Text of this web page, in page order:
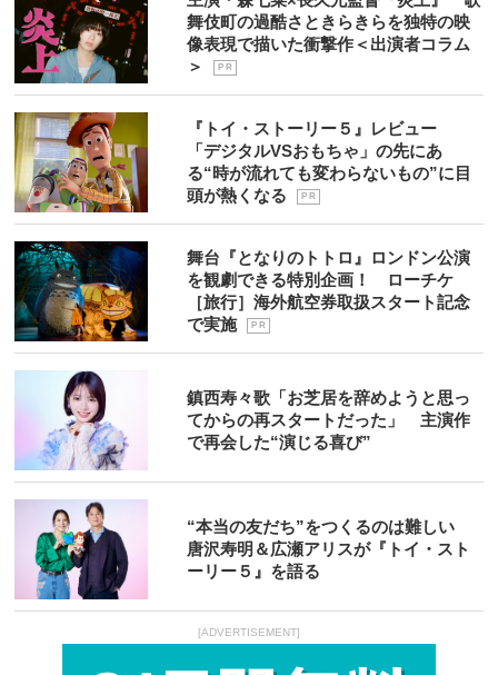
舞伎町の過酷さときらきらを独特の映
像表現で描いた衝撃作＜出演者コラム
＞
P R
『トイ・ストーリー５』レビュー
「デジタルVSおもちゃ」の先にあ
る“時が流れても変わらないもの”に目
頭が熱くなる
P R
舞台『となりのトトロ』ロンドン公演
を観劇できる特別企画！ ローチケ
［旅行］海外航空券取扱スタート記念
で実施
P R
鎮西寿々歌「お芝居を辞めようと思っ
てからの再スタートだった」 主演作
で再会した“演じる喜び”
“本当の友だち”をつくるのは難しい
唐沢寿明＆広瀬アリスが『トイ・スト
ーリー５』を語る
[ADVERTISEMENT]